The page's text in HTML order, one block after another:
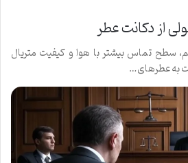
از دکانت عطر
سطح تماس بیشتر با هوا و کیفیت متریال
به عطرهای…